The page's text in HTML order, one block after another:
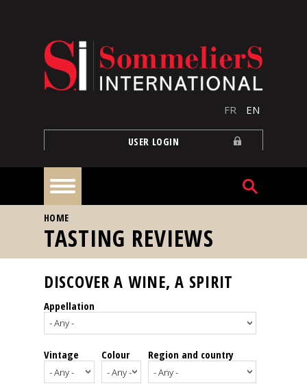
FR EN
USER LOGIN
Home
Our
events
Spirits
YOU ARE HERE
HOME
TASTING REVIEWS
DISCOVER A WINE, A SPIRIT
Appellation
Vintage Colour Region and country